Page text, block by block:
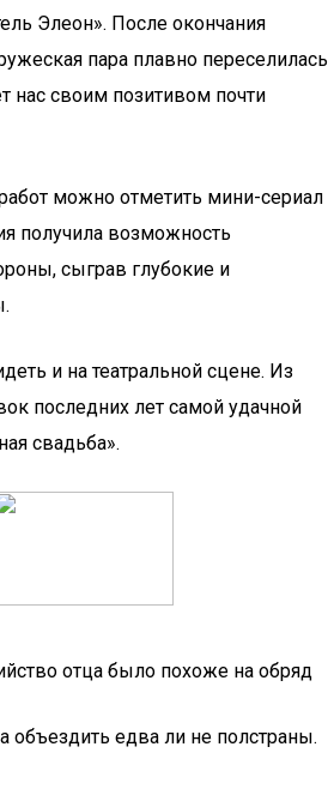
Элеон». После окончания
пара плавно переселилась
нас своим позитивом почти
можно отметить мини-сериал
получила возможность
сыграв глубокие и
и на театральной сцене. Из
последних лет самой удачной
свадьба».
отца было похоже на обряд
объездить едва ли не полстраны.